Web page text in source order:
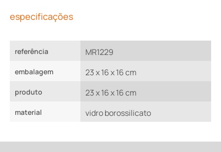
especificações
referência MR1229
embalagem 23 x 16 x 16 cm
produto 23 x 16 x 16 cm
material vidro borossilicato